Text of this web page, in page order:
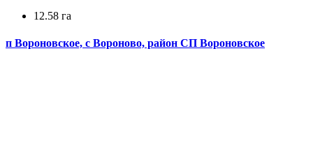
12.58 га
п Вороновское, с Вороново, район СП Вороновское